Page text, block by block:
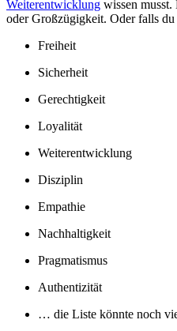
Weiterentwicklung wissen
oder Großzügigkeit. Oder falls
Freiheit
Sicherheit
Gerechtigkeit
Loyalität
Weiterentwicklung
Disziplin
Empathie
Nachhaltigkeit
Pragmatismus
Authentizität
… die Liste könnte noch